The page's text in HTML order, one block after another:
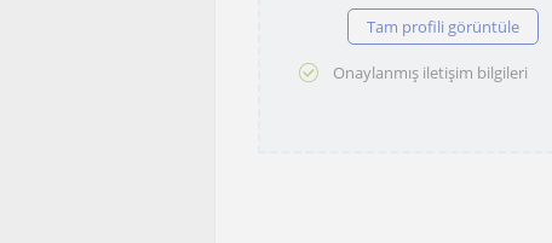
Tam profili görüntüle
Onaylanmış iletişim bilgileri